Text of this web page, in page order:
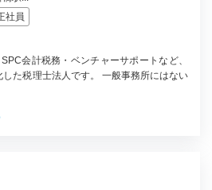
社員
会計税務・ベンチャーサポートなど、
た税理士法人です。 一般事務所にはない